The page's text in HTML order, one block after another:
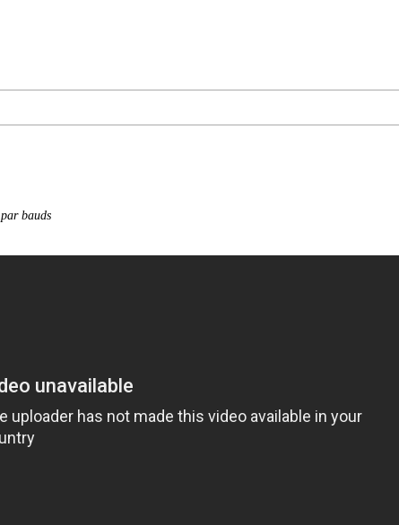
par bauds